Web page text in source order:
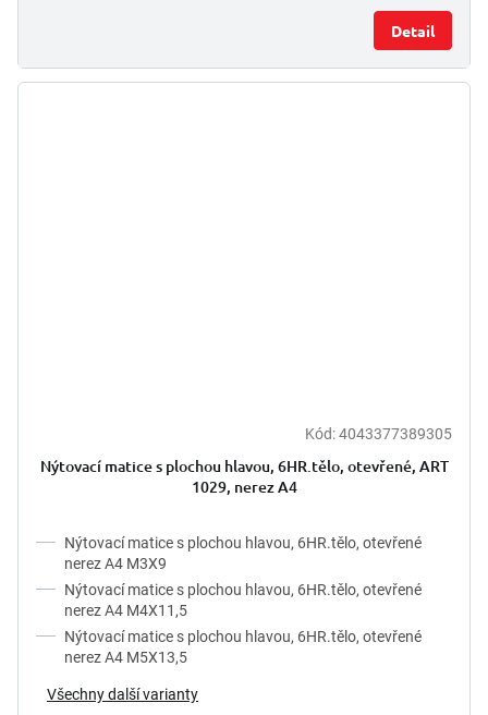
Detail
Kód:4043377389305
Nýtovací matice s plochou hlavou, 6HR.tělo, otevřené, ART
1029, nerez A4
Nýtovací matice s plochou hlavou, 6HR.tělo, otevřené
nerez A4 M3X9
Nýtovací matice s plochou hlavou, 6HR.tělo, otevřené
nerez A4 M4X11,5
Nýtovací matice s plochou hlavou, 6HR.tělo, otevřené
nerez A4 M5X13,5
Všechny další varianty